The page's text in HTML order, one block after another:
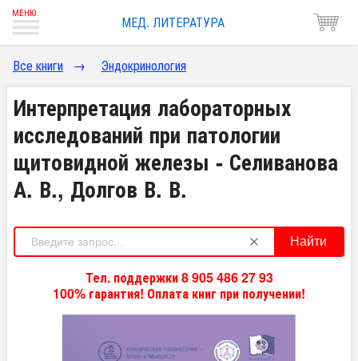
МЕД. ЛИТЕРАТУРА
Все книги → Эндокринология
Интерпретация лабораторных
исследований при патологии
щитовидной железы - Селиванова
А. В., Долгов В. В.
Найти
Тел. поддержки 8 905 486 27 93
100% гарантия! Оплата книг при получении!